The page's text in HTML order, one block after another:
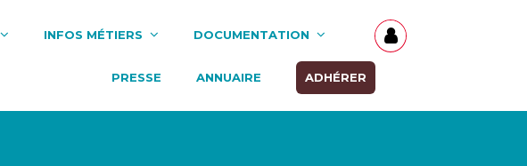
INFOS MÉTIERS DOCUMENTATION
PRESSE ANNUAIRE ADHÉRER